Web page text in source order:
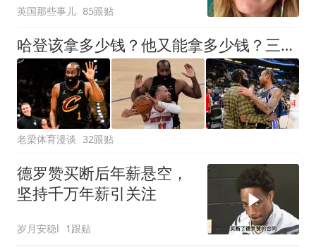
虫，差点挂了
英国那些事儿 85跟贴
哈登该拿多少钱？他又能拿多少钱？三个方面剖析，答案有些意外
老梁体育漫谈 32跟贴
德罗赞买断后年薪悬空，
坚持千万年薪引关注
岁月安稳l 1跟贴